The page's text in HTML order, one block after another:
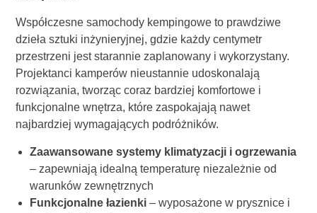
Współczesne samochody kempingowe to prawdziwe
dzieła sztuki inżynieryjnej, gdzie każdy centymetr
przestrzeni jest starannie zaplanowany i wykorzystany.
Projektanci kamperów nieustannie udoskonalają
rozwiązania, tworząc coraz bardziej komfortowe i
funkcjonalne wnętrza, które zaspokajają nawet
najbardziej wymagających podróżników.
Zaawansowane systemy klimatyzacji i ogrzewania
– zapewniają idealną temperaturę niezależnie od
warunków zewnętrznych
Funkcjonalne łazienki– wyposażone w prysznice i